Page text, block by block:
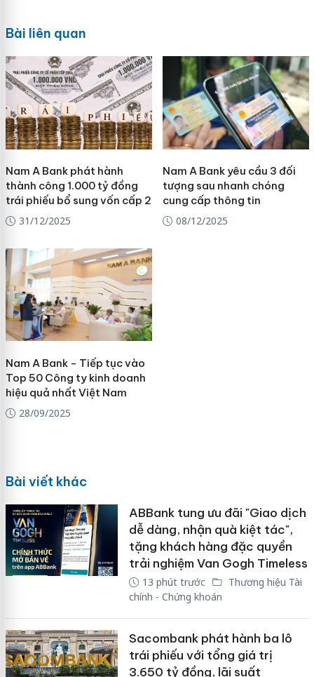
Bài liên quan
Nam A Bank phát hành
thành công 1.000 tỷ đồng
trái phiếu bổ sung vốn cấp 2
31/12/2025
Nam A Bank yêu cầu 3 đối
tượng sau nhanh chóng
cung cấp thông tin
08/12/2025
Nam A Bank - Tiếp tục vào
Top 50 Công ty kinh doanh
hiệu quả nhất Việt Nam
28/09/2025
Bài viết khác
ABBank tung ưu đãi "Giao dịch
dễ dàng, nhận quà kiệt tác",
tặng khách hàng đặc quyền
trải nghiệm Van Gogh Timeless
13 phút trước
Thương hiệu Tài
chính - Chứng khoán
Sacombank phát hành ba lô
trái phiếu với tổng giá trị
3.650 tỷ đồng, lãi suất